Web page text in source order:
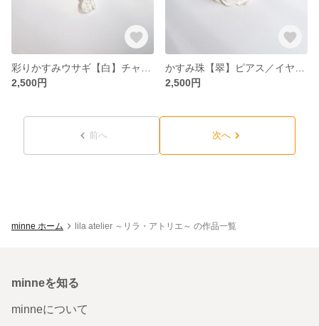
2,500円
2,500円
前へ 次へ
minne ホーム lila atelier ～リラ・アトリエ～ の作品一覧
minneを知る
minneについて